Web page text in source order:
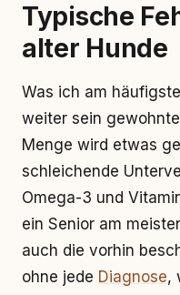
Typische
alter Hunde
Was ich am
weiter sein
Menge wird etwas
schleichende
Omega-3 und
ein Senior am
auch die vorhin
ohne jede Diagnose,